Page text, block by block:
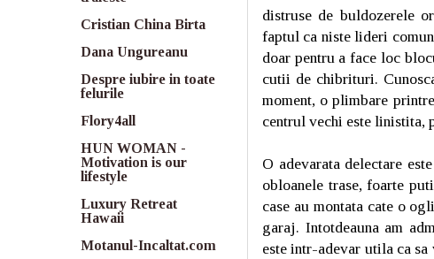
distruse de buldozerele
faptul ca niste lideri
doar pentru a face loc
cutii de chibrituri.
moment, o plimbare
centrul vechi este linistita,
O adevarata delectare
obloanele trase, foarte
case au montata cate o
garaj. Intotdeauna am
este intr-adevar utila ca sa
Cristian China Birta
Dana Ungureanu
Despre iubire in toate
felurile
Flory4all
HUN WOMAN -
Motivation is our
lifestyle
Luxury Retreat
Hawaii
Motanul-Incaltat.com